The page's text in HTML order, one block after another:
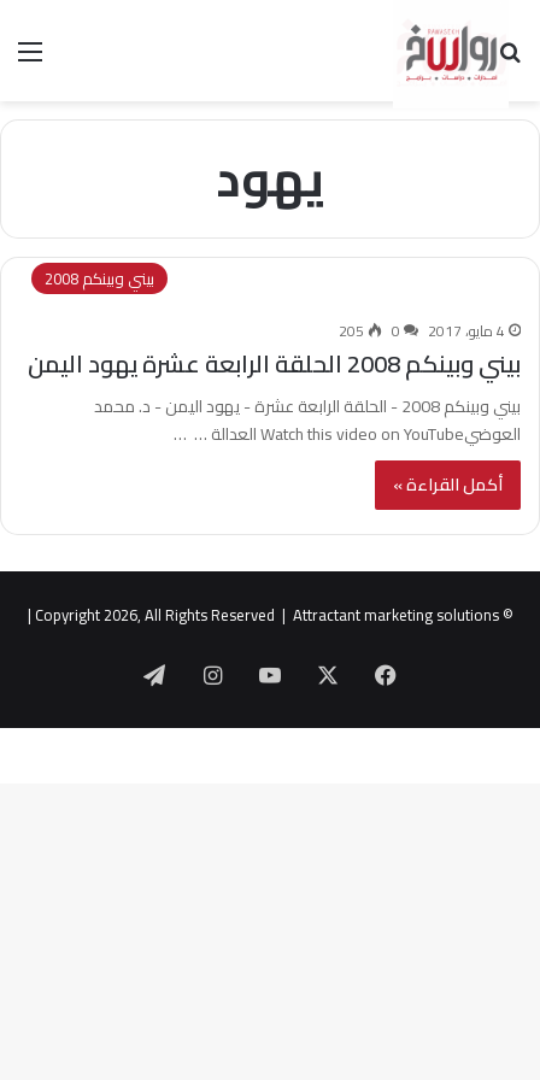
بحث عن
يهود
بيني وبينكم 2008
4 مايو، 2017 0
205
بيني وبينكم 2008 الحلقة الرابعة عشرة يهود اليمن
بيني وبينكم 2008 - الحلقة الرابعة عشرة - يهود اليمن - د. محمد
العوضيWatch this video on YouTube العدالة … …
أكمل القراءة »
© Copyright 2026, All Rights Reserved |
Attractant marketing solutions
|
فيسبوك ‫YouTube انستقرام